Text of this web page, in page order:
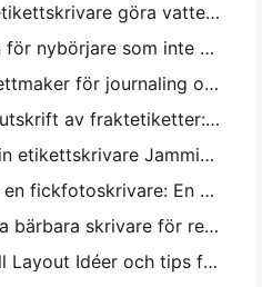
Kan termiska etikettskrivare göra vattentäta etiketter för småföretagsprodukter?
Bästa kameran för nybörjare som inte vill slösa papper
Bästa färgetikettmaker för journaling och scrapbooking: Lägg till mer färg på varje sida
Handskrift vs. utskrift av fraktetiketter: Tips för små företag 2026
Varför håller din etikettskrivare Jamming?
Hur man väljer en fickfotoskrivare: En komplett guide för journaling, resor och iPhone-användare
Bästa bläcklösa bärbara skrivare för resa, skola och mobilt arbete: Hanin MT620 Pro Review
Mini Photo Wall Layout Idéer och tips för sovrum och sovsal dekoration